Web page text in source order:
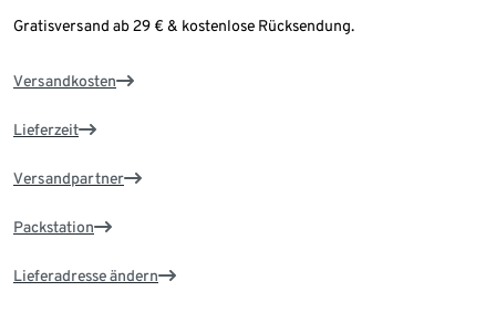
Gratisversand ab 29 € & kostenlose Rücksendung.
Versandkosten
Lieferzeit
Versandpartner
Packstation
Lieferadresse ändern